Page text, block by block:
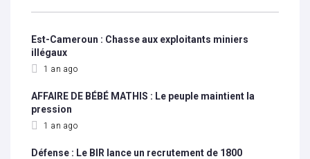
Est-Cameroun : Chasse aux exploitants miniers
illégaux
1 an ago
AFFAIRE DE BÉBÉ MATHIS : Le peuple maintient la
pression
1 an ago
Défense : Le BIR lance un recrutement de 1800